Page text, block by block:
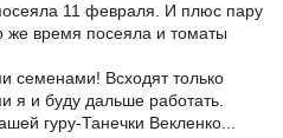
11 февраля. И плюс пару
же время посеяла и томаты
семенами! Всходят только
я и буду дальше работать.
гуру-Танечки Векленко...